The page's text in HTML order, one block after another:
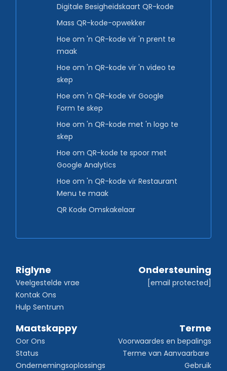
Digitale Besigheidskaart QR-kode
Mass QR-kode-opwekker
Hoe om 'n QR-kode vir 'n prent te
maak
Hoe om 'n QR-kode vir 'n video te
skep
Hoe om 'n QR-kode vir Google
Form te skep
Hoe om 'n QR-kode met 'n logo te
skep
Hoe om QR-kode te spoor met
Google Analytics
Hoe om 'n QR-kode vir Restaurant
Menu te maak
QR Kode Omskakelaar
Riglyne
Veelgestelde vrae
Kontak Ons
Hulp Sentrum
Ondersteuning
[email protected]
Maatskappy
Oor Ons
Status
Ondernemingsoplossings
Terme
Voorwaardes en bepalings
Terme van Aanvaarbare
Gebruik